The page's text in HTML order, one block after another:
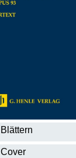
Blättern
Cover